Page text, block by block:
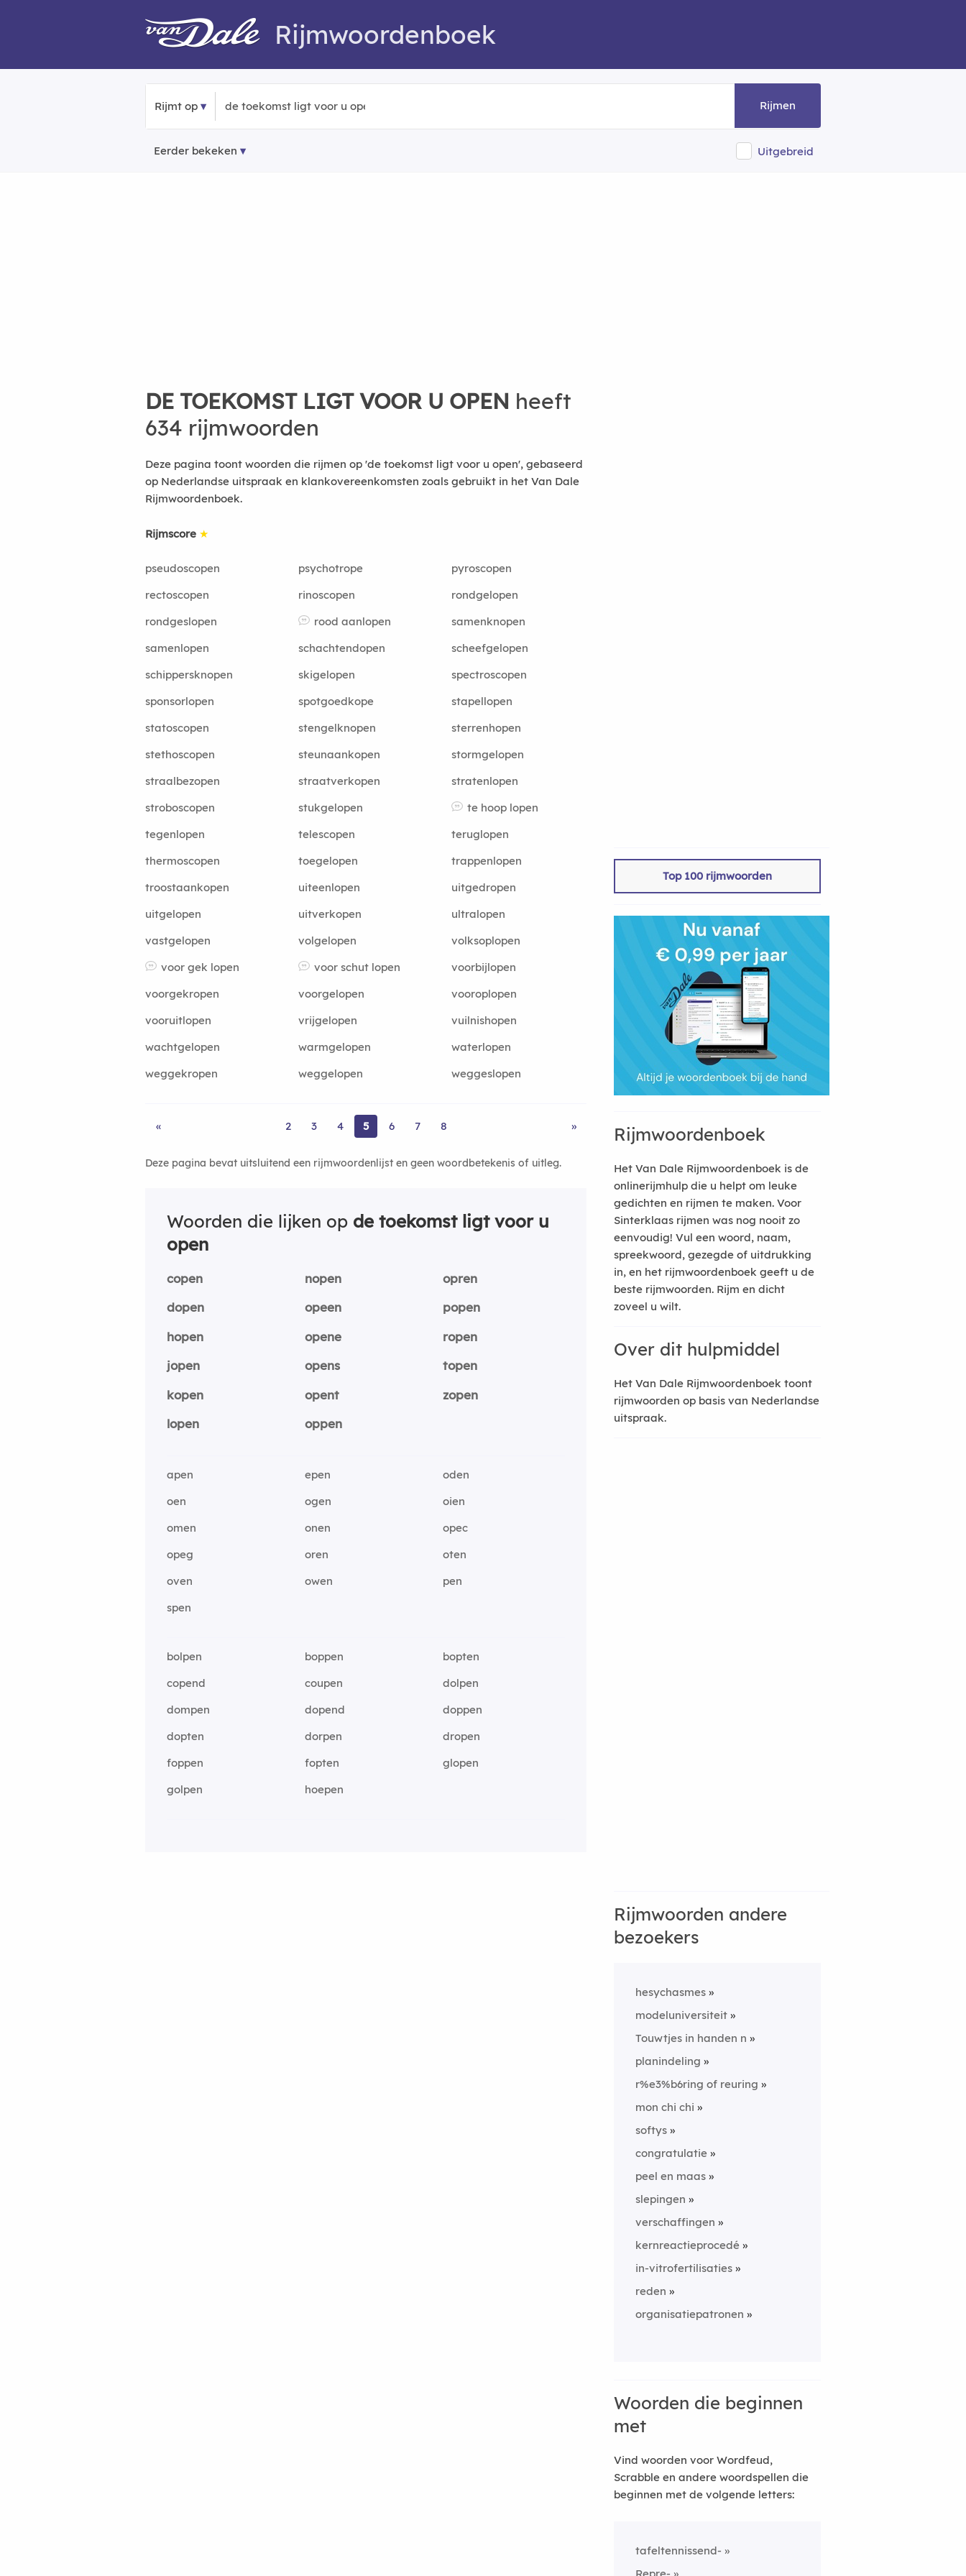
Rijmwoordenboek
Rijmt op Rijmen
Eerder bekeken Uitgebreid
DE TOEKOMST LIGT VOOR U OPEN heeft
634 rijmwoorden
Deze pagina toont woorden die rijmen op 'de toekomst ligt voor u open', gebaseerd
op Nederlandse uitspraak en klankovereenkomsten zoals gebruikt in het Van Dale
Rijmwoordenboek.
Rijmscore ★
pseudoscopen psychotrope
pyroscopen
rectoscopen
rinoscopen
rondgelopen
rondgeslopen
rood aanlopen
samenknopen
samenlopen
schachtendopen
scheefgelopen
schippersknopen
skigelopen
spectroscopen
sponsorlopen
spotgoedkope
stapellopen
statoscopen
stengelknopen
sterrenhopen
stethoscopen
steunaankopen
stormgelopen
straalbezopen
straatverkopen
stratenlopen
stroboscopen
stukgelopen
te hoop lopen
tegenlopen
telescopen
teruglopen
thermoscopen
toegelopen
trappenlopen
troostaankopen
uiteenlopen
uitgedropen
uitgelopen
uitverkopen
ultralopen
vastgelopen
volgelopen
volksoplopen
voor gek lopen
voor schut lopen
voorbijlopen
voorgekropen
voorgelopen
vooroplopen
vooruitlopen
vrijgelopen
vuilnishopen
wachtgelopen
warmgelopen
waterlopen
weggekropen
weggelopen weggeslopen
« 2 3 4 5 6 7 8 »
Deze pagina bevat uitsluitend een rijmwoordenlijst en geen woordbetekenis of uitleg.
Woorden die lijken op de toekomst ligt voor u
open
copen nopen
opren
dopen
opeen
popen
hopen
opene
ropen
jopen
opens
topen
kopen
opent
zopen
lopen
oppen
apen epen
oden
oen
ogen
oien
omen
onen
opec
opeg
oren
oten
oven
owen
pen
spen
bolpen boppen
bopten
copend
coupen
dolpen
dompen
dopend
doppen
dopten
dorpen
dropen
foppen
fopten
glopen
golpen
hoepen
Top 100 rijmwoorden
Rijmwoordenboek
Het Van Dale Rijmwoordenboek is de
onlinerijmhulp die u helpt om leuke
gedichten en rijmen te maken. Voor
Sinterklaas rijmen was nog nooit zo
eenvoudig! Vul een woord, naam,
spreekwoord, gezegde of uitdrukking
in, en het rijmwoordenboek geeft u de
beste rijmwoorden. Rijm en dicht
zoveel u wilt.
Over dit hulpmiddel
Het Van Dale Rijmwoordenboek toont
rijmwoorden op basis van Nederlandse
uitspraak.
Rijmwoorden andere
bezoekers
hesychasmes
modeluniversiteit
Touwtjes in handen n
planindeling
r%e3%b6ring of reuring
mon chi chi
softys
congratulatie
peel en maas
slepingen
verschaffingen
kernreactieprocedé
in-vitrofertilisaties
reden
organisatiepatronen
Woorden die beginnen
met
Vind woorden voor Wordfeud,
Scrabble en andere woordspellen die
beginnen met de volgende letters:
tafeltennissend-